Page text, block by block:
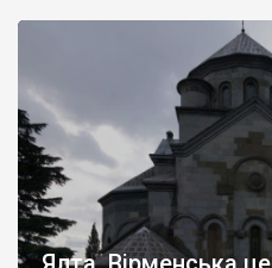
Херсонесі Володимир-
А потім було Хрещення Русі.